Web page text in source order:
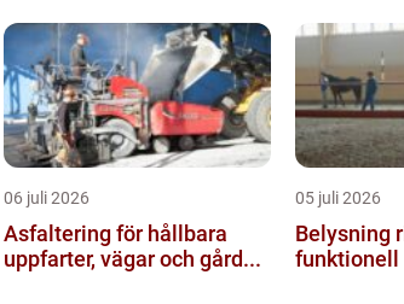
06 juli 2026
Asfaltering för hållbara
uppfarter, vägar och gård...
05 juli 2026
Belysning ridhus